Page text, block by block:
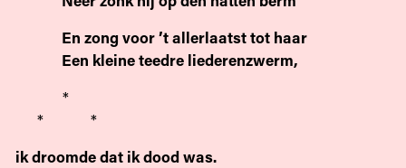
En zong voor ’t allerlaatst tot haar
Een kleine teedre liederenzwerm,
*
* *
ik droomde dat ik dood was.